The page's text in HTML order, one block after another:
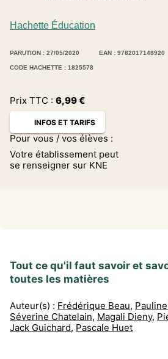
Hachette Éducation
PARUTION : 27/05/2020 EAN : 9782017148920
CODE HACHETTE : 1825578
Prix TTC : 6,99€
INFOS ET TARIFS
Pour vous / vos élèves :
Votre établissement peut
se renseigner sur KNE
Tout ce qu'il faut savoir et
toutes les matières
Auteur(s) : Frédérique Beau,
Séverine Chatelain, Magali Dieny,
Jack Guichard, Pascale Huet